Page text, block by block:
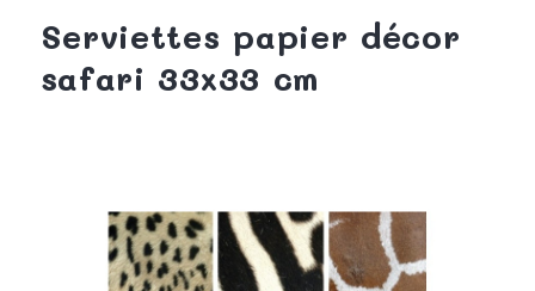
Serviettes papier décor
safari 33x33 cm